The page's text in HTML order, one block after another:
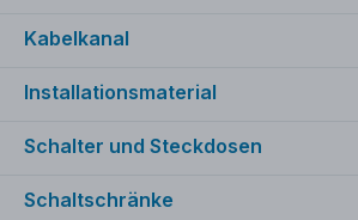
Kabelkanal
Installationsmaterial
Schalter und Steckdosen
Schaltschränke